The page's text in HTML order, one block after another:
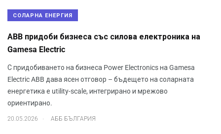
СОЛАРНА ЕНЕРГИЯ
ABB придоби бизнеса със силова електроника на
Gamesa Electric
С придобиването на бизнеса Power Electronics на Gamesa
Electric ABB дава ясен отговор – бъдещето на соларната
енергетика е utility-scale, интегрирано и мрежово
ориентирано.
20.05.2026 АББ БЪЛГАРИЯ